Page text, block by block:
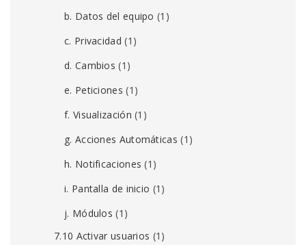
b. Datos del equipo (1)
c. Privacidad (1)
d. Cambios (1)
e. Peticiones (1)
f. Visualización (1)
g. Acciones Automáticas (1)
h. Notificaciones (1)
i. Pantalla de inicio (1)
j. Módulos (1)
7.10 Activar usuarios (1)